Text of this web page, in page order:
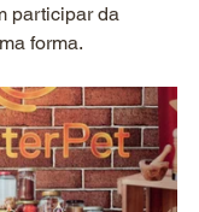
participar da
forma.